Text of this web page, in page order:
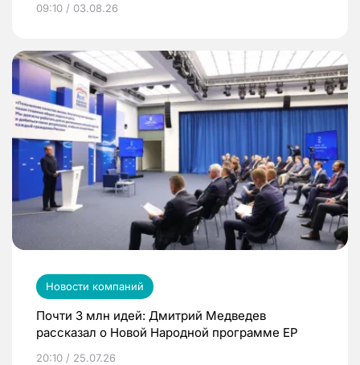
09:10 / 03.08.26
Новости компаний
Почти 3 млн идей: Дмитрий Медведев
рассказал о Новой Народной программе ЕР
20:10 / 25.07.26